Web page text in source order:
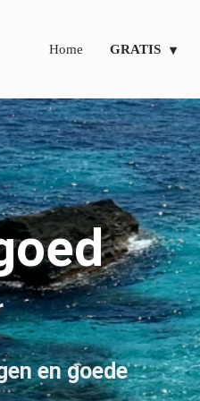
Home GRATIS
en goede